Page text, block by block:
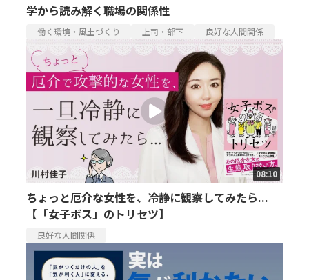
学から読み解く職場の関係性
働く環境・風土づくり 上司・部下 良好な人間関係
08:10
ちょっと厄介な女性を、冷静に観察してみたら...
【「女子ボス」のトリセツ】
良好な人間関係